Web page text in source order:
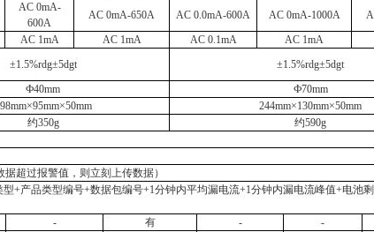
AC 0mA-
600A
AC 0mA-650A AC 0.0mA-600A AC 0mA-1000A
AC 1mA AC 1mA AC 0.1mA AC 1mA
±1.5%rdg±5dgt
±1.5%rdg±5dgt
Ф40mm Ф70mm
mm×95mm×50mm 244mm×130mm×50mm
约350g 约590g
据超过报警值，则立刻上传数据）
型+产品类型编号+数据包编号+1分钟内平均漏电流+1分钟内漏电流峰值+电池
- 有 - -